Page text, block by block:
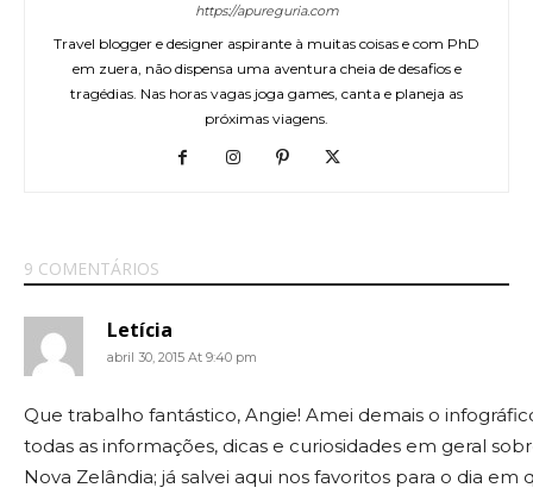
https://apureguria.com
Travel blogger e designer aspirante à muitas coisas e com PhD
em zuera, não dispensa uma aventura cheia de desafios e
tragédias. Nas horas vagas joga games, canta e planeja as
próximas viagens.
9 COMENTÁRIOS
Letícia
abril 30, 2015 At 9:40 pm
Que trabalho fantástico, Angie! Amei demais o
todas as informações, dicas e curiosidades em geral
Nova Zelândia; já salvei aqui nos favoritos para o dia em